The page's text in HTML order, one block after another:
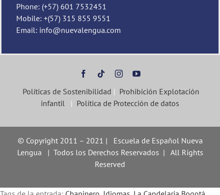
Phone: (+57) 601 7532451
Mobile: +(57) 315 855 9551
Email: info@nuevalengua.com
Políticas de Sostenibilidad | Prohibición Explotación
infantil | Política de Protección de datos
© Copyright 2011 – 2021 | Escuela de Español Nueva
Lengua | Todos los Derechos Reservados | All Rights
Reserved